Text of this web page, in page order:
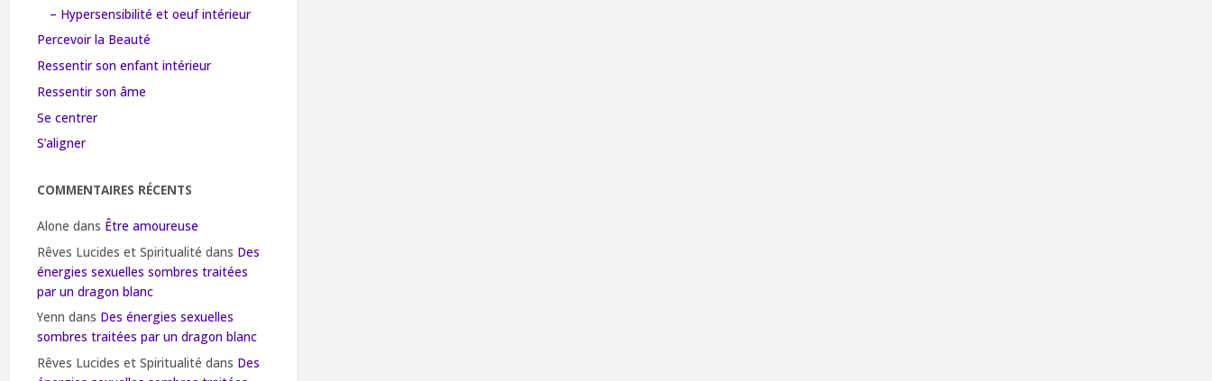
– Hypersensibilité et oeuf intérieur
Percevoir la Beauté
Ressentir son enfant intérieur
Ressentir son âme
Se centrer
S’aligner
COMMENTAIRES RÉCENTS
Alone dans Être amoureuse
Rêves Lucides et Spiritualité dans Des
énergies sexuelles sombres traitées
par un dragon blanc
Yenn dans Des énergies sexuelles
sombres traitées par un dragon blanc
Rêves Lucides et Spiritualité dans Des